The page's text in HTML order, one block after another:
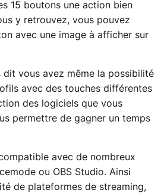
15 boutons une action bien
y retrouvez, vous pouvez
avec une image à afficher sur
dit vous avez même la possibilité
avec des touches différentes
des logiciels que vous
permettre de gagner un temps
avec de nombreux
ou OBS Studio. Ainsi
de plateformes de streaming,